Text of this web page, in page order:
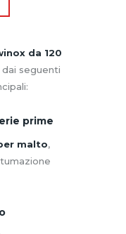
da 120
seguenti
prime
malto,